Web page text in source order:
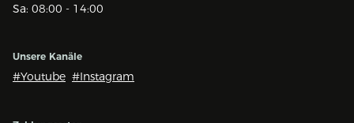
Sa: 08:00 - 14:00
Unsere Kanäle
#Youtube #Instagram